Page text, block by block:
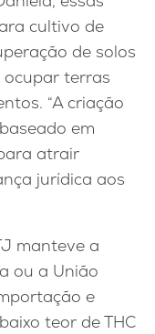
cultivo de
de solos
terras
“A criação
em
atrair
jurídica aos
manteve a
ou a União
e
teor de THC